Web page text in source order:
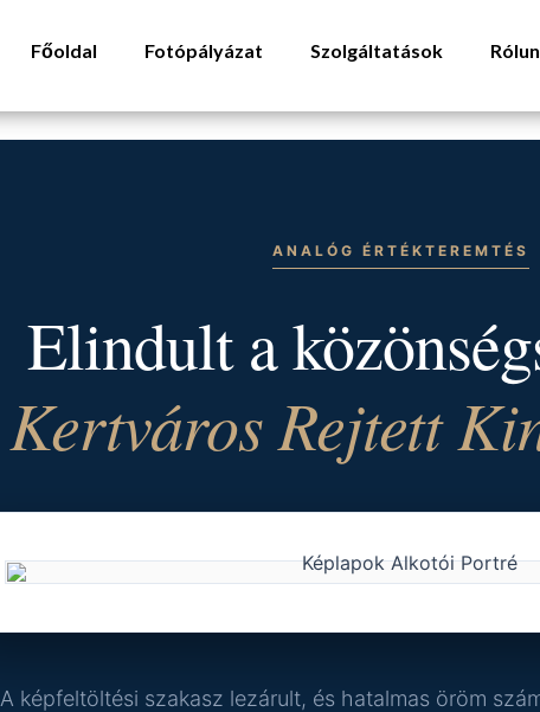
Főoldal Fotópályázat Szolgáltatások
ANALÓG ÉRTÉKTEREMTÉS
Elindult a
Kertváros Rejtett
A képfeltöltési szakasz lezárult, és hatalmas öröm